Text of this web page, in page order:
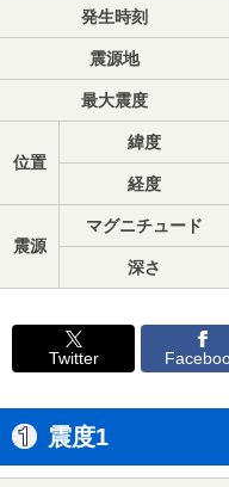
発生時刻
震源地
最大震度
位置
緯度
経度
震源
マグニチュード
深さ
Twitter
震度1